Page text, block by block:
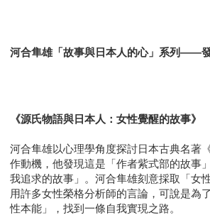
河合隼雄「故事與日本人的心」系列——
《源氏物語與日本人：女性覺醒的故事》
河合隼雄以心理學角度探討日本古典名著
作動機，他發現這是「作者紫式部的故事
我追求的故事」。河合隼雄刻意採取「女
用許多女性榮格分析師的言論，可說是為
性本能」，找到一條自我實現之路。